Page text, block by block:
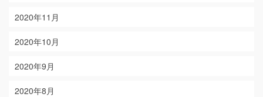
2020年11月
2020年10月
2020年9月
2020年8月